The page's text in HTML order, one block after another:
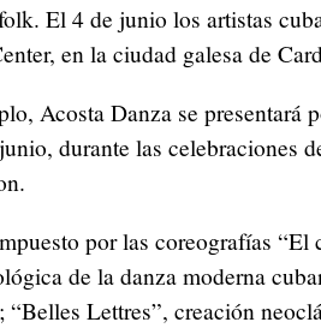
El 4 de junio los artistas
en la ciudad galesa de
Acosta Danza se presentará
durante las celebraciones
por las coreografías “El
de la danza moderna
Lettres”, creación